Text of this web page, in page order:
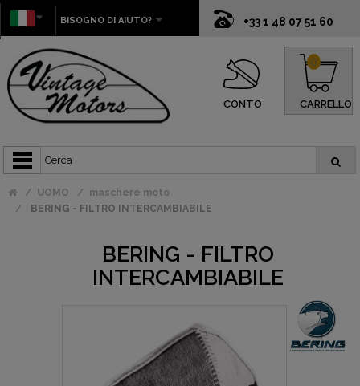
+33 1 48 07 51 60
BISOGNO DI AIUTO?
CONTO CARRELLO
0
UOMO
maschere moto
BERING - FILTRO INTERCAMBIABILE
BERING - FILTRO
INTERCAMBIABILE